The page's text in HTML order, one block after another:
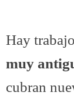
Hay
muy
cubran